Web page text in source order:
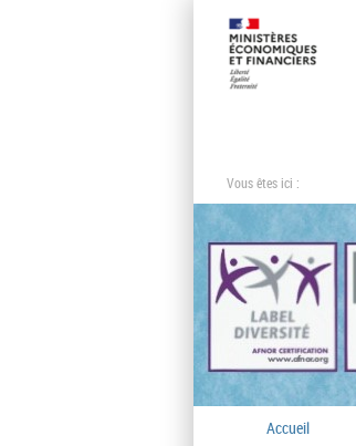
Vous êtes ici :
Accueil